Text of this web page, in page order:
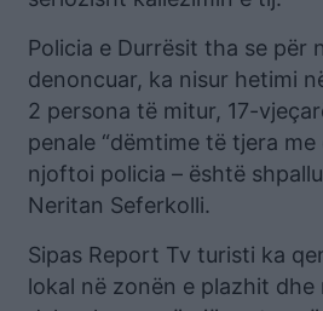
Policia e Durrësit tha se për
denoncuar, ka nisur hetimi
2 persona të mitur, 17-
penale “dëmtime të tjera me
njoftoi policia – është
Neritan Seferkolli.
Sipas Report Tv turisti ka
lokal në zonën e plazhit dhe